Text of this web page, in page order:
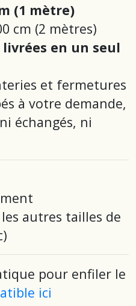
(1 mètre)
cm (2 mètres)
livrées en un seul
et fermetures
à votre demande,
échangés, ni
autres tailles de
pour enfiler le
ici